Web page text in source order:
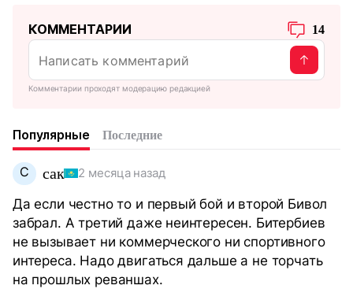
КОММЕНТАРИИ 14
Комментарии проходят модерацию редакцией
Популярные Последние
С сак 2 месяца назад
Да если честно то и первый бой и второй Бивол
забрал. А третий даже неинтересен. Битербиев
не вызывает ни коммерческого ни спортивного
интереса. Надо двигаться дальше а не торчать
на прошлых реваншах.